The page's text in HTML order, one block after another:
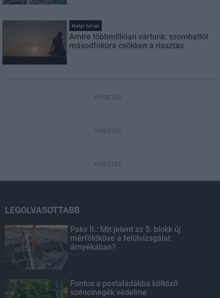
Helyi hírek
Amire többmillióan vártunk: szombattól
másodfokúra csökken a riasztás
HIRDETÉS
HIRDETÉS
HIRDETÉS
LEGOLVASOTTABB
Paks II.: Mit jelent az 5. blokk új
mérföldköve a felülvizsgálat
árnyékában?
Fontos a postaládákba költöző
széncinegék védelme